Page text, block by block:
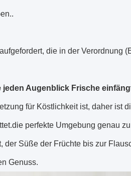
die in der Verordnung
Augenblick Frische
für Köstlichkeit ist, daher ist
perfekte Umgebung genau
der Süße der Früchte bis zur
Genuss.